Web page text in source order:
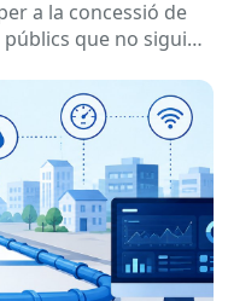
de formació i
2027
a la concessió de
que no siguin